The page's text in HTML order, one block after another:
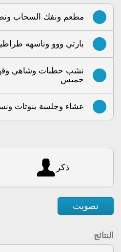
مطعم ونفك السحاب
بارتي ووو وناسهه
نشب حطبات وشاهي
خميس
عشاء وجلسة بنوتات
ذكر
تصويت
النتائج